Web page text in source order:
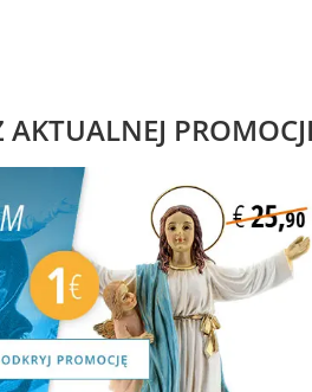
AKTUALNEJ